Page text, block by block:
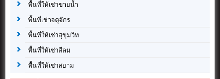
พื้นที่ให้เช่าขายน้ำ
พื้นที่เช่าจตุจักร
พื้นที่ให้เช่าสุขุมวิท
พื้นที่ให้เช่าสีลม
พื้นที่ให้เช่าสยาม